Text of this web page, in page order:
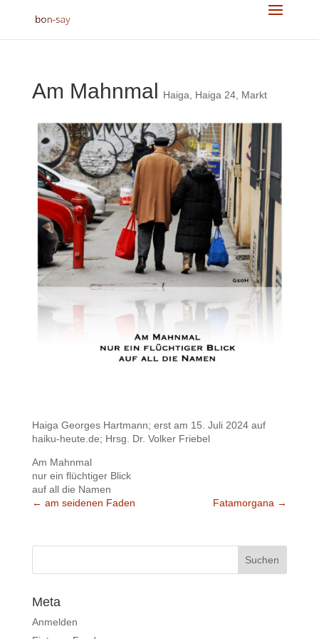
Am Mahnmal Haiga Haiga 24, Markt
Haiga Georges Hartmann; erst am 15. Juli 2024 auf
haiku-heute.de; Hrsg. Dr. Volker Friebel
Am Mahnmal
nur ein flüchtiger Blick
auf all die Namen
← am seidenen Faden Fatamorgana →
Meta
Anmelden